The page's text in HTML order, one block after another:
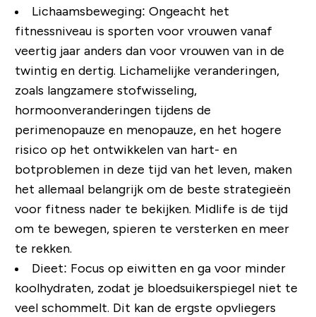
Lichaamsbeweging: Ongeacht het
fitnessniveau is sporten voor vrouwen vanaf
veertig jaar anders dan voor vrouwen van in de
twintig en dertig. Lichamelijke veranderingen,
zoals langzamere stofwisseling,
hormoonveranderingen tijdens de
perimenopauze en menopauze, en het hogere
risico op het ontwikkelen van hart- en
botproblemen in deze tijd van het leven, maken
het allemaal belangrijk om de beste strategieën
voor fitness nader te bekijken. Midlife is de tijd
om te bewegen, spieren te versterken en meer
te rekken.
Dieet: Focus op eiwitten en ga voor minder
koolhydraten, zodat je bloedsuikerspiegel niet te
veel schommelt. Dit kan de ergste opvliegers